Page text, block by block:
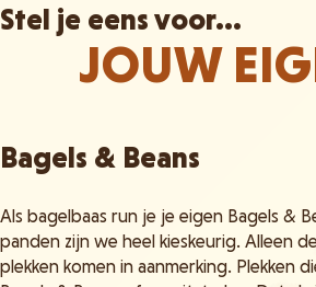
Stel je eens voor...
JOUW
Bagels & Beans
Als bagelbaas run je je eigen Bagels &
panden zijn we heel kieskeurig. Alleen
plekken komen in aanmerking. Plekken